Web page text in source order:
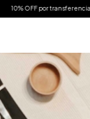
- 6 Cuotas sin